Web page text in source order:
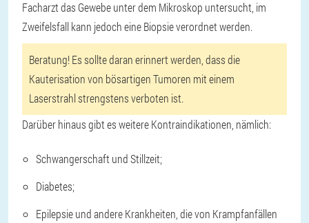
Facharzt das Gewebe unter dem Mikroskop untersucht, im
Zweifelsfall kann jedoch eine Biopsie verordnet werden.
Beratung! Es sollte daran erinnert werden, dass die
Kauterisation von bösartigen Tumoren mit einem
Laserstrahl strengstens verboten ist.
Darüber hinaus gibt es weitere Kontraindikationen, nämlich:
Schwangerschaft und Stillzeit;
Diabetes;
Epilepsie und andere Krankheiten, die von Krampfanfällen